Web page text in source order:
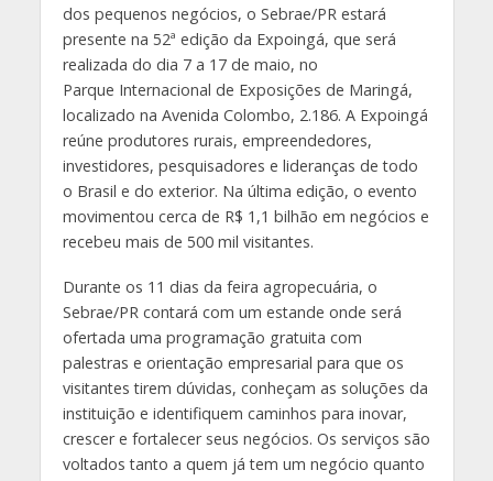
dos pequenos negócios, o Sebrae/PR estará
presente na 52ª edição da Expoingá, que será
realizada do dia 7 a 17 de maio, no
Parque Internacional de Exposições de Maringá,
localizado na Avenida Colombo, 2.186. A Expoingá
reúne produtores rurais, empreendedores,
investidores, pesquisadores e lideranças de todo
o Brasil e do exterior. Na última edição, o evento
movimentou cerca de R$ 1,1 bilhão em negócios e
recebeu mais de 500 mil visitantes.
Durante os 11 dias da feira agropecuária, o
Sebrae/PR contará com um estande onde será
ofertada uma programação gratuita com
palestras e orientação empresarial para que os
visitantes tirem dúvidas, conheçam as soluções da
instituição e identifiquem caminhos para inovar,
crescer e fortalecer seus negócios. Os serviços são
voltados tanto a quem já tem um negócio quanto